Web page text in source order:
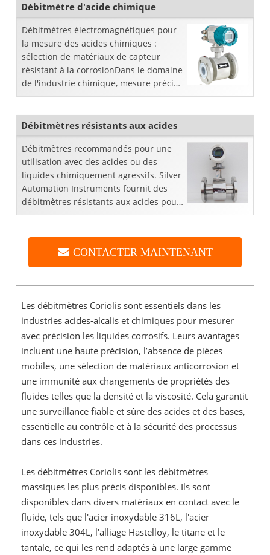
Débitmètre d'acide chimique
Débitmètres électromagnétiques pour
la mesure des acides chimiques :
sélection de matériaux de capteur
résistant à la corrosionDans le domaine
de l'industrie chimique, mesure précise
des acides chimiques comme l'acide
Débitmètres résistants aux acides
Débitmètres recommandés pour une
utilisation avec des acides ou des
liquides chimiquement agressifs. Silver
Automation Instruments fournit des
débitmètres résistants aux acides pour
mesurer le débit d'acides corrosifs
CONTACTER MAINTENANT
Les débitmètres Coriolis sont essentiels dans les
industries acides-alcalis et chimiques pour mesurer
avec précision les liquides corrosifs. Leurs avantages
incluent une haute précision, l’absence de pièces
mobiles, une sélection de matériaux anticorrosion et
une immunité aux changements de propriétés des
fluides telles que la densité et la viscosité. Cela garantit
une surveillance fiable et sûre des acides et des bases,
essentielle au contrôle et à la sécurité des processus
dans ces industries.
Les débitmètres Coriolis sont les débitmètres
massiques les plus précis disponibles. Ils sont
disponibles dans divers matériaux en contact avec le
fluide, tels que l'acier inoxydable 316L, l'acier
inoxydable 304L, l'alliage Hastelloy, le titane et le
tantale, ce qui les rend adaptés à une large gamme